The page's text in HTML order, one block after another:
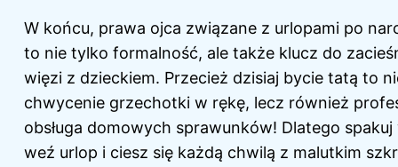
W końcu, prawa ojca związane z urlopami po
to nie tylko formalność, ale także klucz do
więzi z dzieckiem. Przecież dzisiaj bycie tatą to
chwycenie grzechotki w rękę, lecz również
obsługa domowych sprawunków! Dlatego
weź urlop i ciesz się każdą chwilą z malutkim